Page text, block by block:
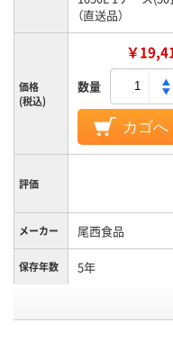
（直送品）
価格
(税込)
￥
数量
カゴへ
評価
メーカー 尾西食品
保存年数 5年
アレルギー物質
目不使用